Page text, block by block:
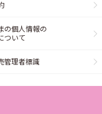
の個人情報の
ついて
管理者標識